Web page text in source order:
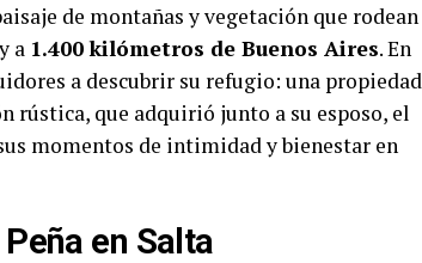
de montañas y vegetación que rodean
a 1.400 kilómetros de Buenos Aires. En
a descubrir su refugio: una propiedad
rústica, que adquirió junto a su esposo, el
momentos de intimidad y bienestar en
en Salta